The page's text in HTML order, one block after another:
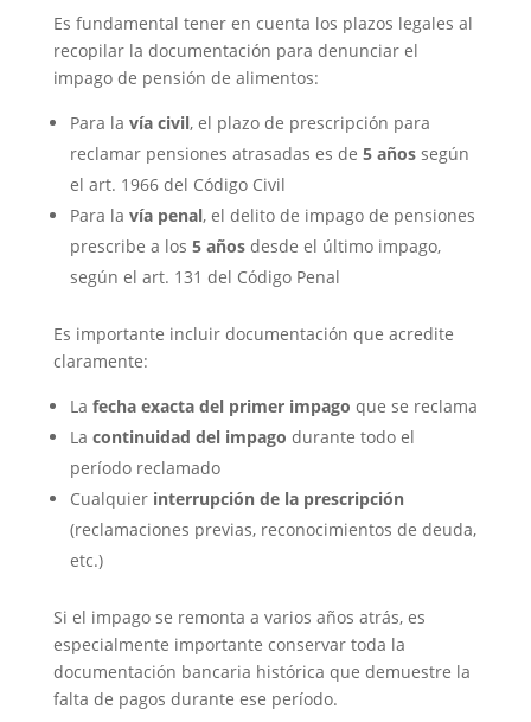
Es fundamental tener en cuenta los plazos legales al
recopilar la documentación para denunciar el
impago de pensión de alimentos:
Para la vía civil, el plazo de prescripción para
reclamar pensiones atrasadas es de 5 añossegún
el art. 1966 del Código Civil
Para la vía penal, el delito de impago de pensiones
prescribe a los 5 añosdesde el último impago,
según el art. 131 del Código Penal
Es importante incluir documentación que acredite
claramente:
La fecha exacta del primer impago que se reclama
La continuidad del impago durante todo el
período reclamado
Cualquier interrupción de la prescripción
(reclamaciones previas, reconocimientos de deuda,
etc.)
Si el impago se remonta a varios años atrás, es
especialmente importante conservar toda la
documentación bancaria histórica que demuestre la
falta de pagos durante ese período.